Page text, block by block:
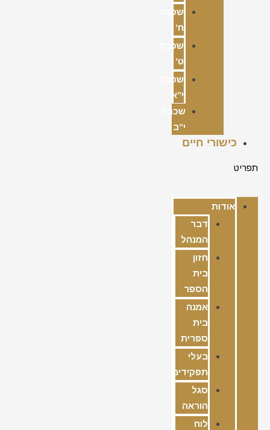
שכבה
ח’
שכבה
ט’
שכבת
י”א
שכבה
י”ב
כישורי חיים
תפריט
אודות
דבר
המנהל
חזון
בית
הספר
אמנה
בית
ספרית
בעלי
תפקידים
סגל
הוראה
לוח